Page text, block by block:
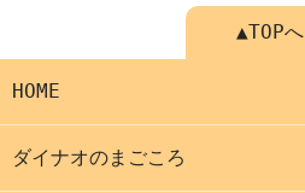
▲TOPへ
HOME
ダイナオのまごころ